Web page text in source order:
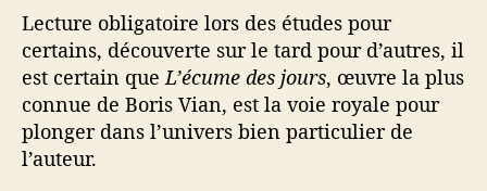
l
e
v
a
g
Lecture obligatoire lors des études pour
certains, découverte sur le tard pour d’autres, il
est certain queL’écume des jours, œuvre la plus
connue de Boris Vian, est la voie royale pour
plonger dans l’univers bien particulier de
l’auteur.